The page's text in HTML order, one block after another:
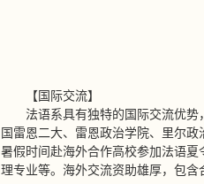
【国际交流】
法语系具有独特的国际交流优
国雷恩二大、雷恩政治学院、里尔
暑假时间赴海外合作高校参加法语
理专业等。海外交流资助雄厚，包